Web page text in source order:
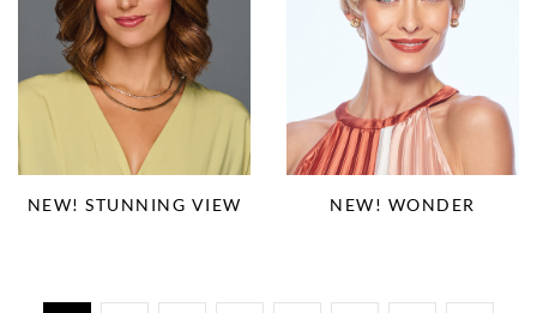
NEW! STUNNING VIEW NEW! WONDER